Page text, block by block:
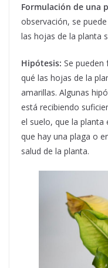
Formulación de una
observación, se
las hojas de la planta
Hipótesis: Se
qué las hojas de la
amarillas. Algunas
está recibiendo
el suelo, que la
que hay una plaga o
salud de la planta.